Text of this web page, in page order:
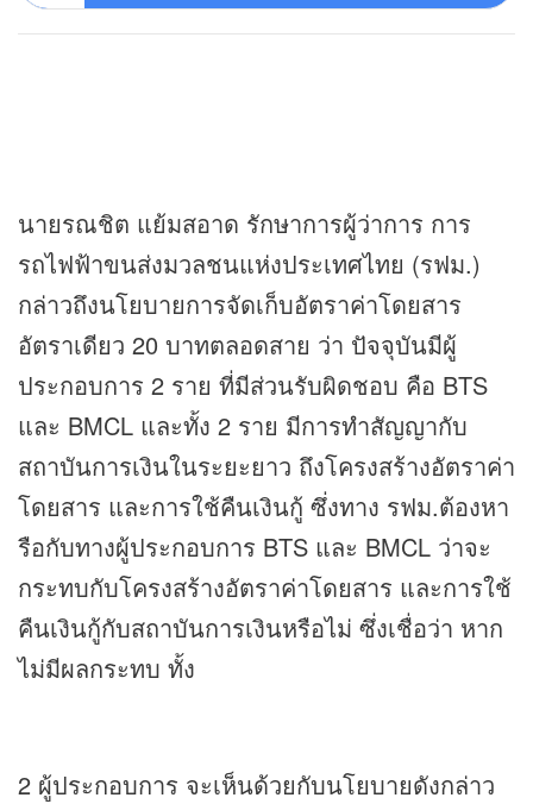
นายรณชิต แย้มสอาด รักษาการผู้ว่าการ การ
รถไฟฟ้าขนส่งมวลชนแห่งประเทศไทย (รฟม.)
กล่าวถึงนโยบายการจัดเก็บอัตราค่าโดยสาร
อัตราเดียว 20 บาทตลอดสาย ว่า ปัจจุบันมีผู้
ประกอบการ 2 ราย ที่มีส่วนรับผิดชอบ คือ BTS
และ BMCL และทั้ง 2 ราย มีการทำสัญญากับ
สถาบันการเงินในระยะยาว ถึงโครงสร้างอัตราค่า
โดยสาร และการใช้คืนเงินกู้ ซึ่งทาง รฟม.ต้องหา
รือกับทางผู้ประกอบการ BTS และ BMCL ว่าจะ
กระทบกับโครงสร้างอัตราค่าโดยสาร และการใช้
คืนเงินกู้กับสถาบันการเงินหรือไม่ ซึ่งเชื่อว่า หาก
ไม่มีผลกระทบ ทั้ง
2 ผู้ประกอบการ จะเห็นด้วยกับนโยบายดังกล่าว